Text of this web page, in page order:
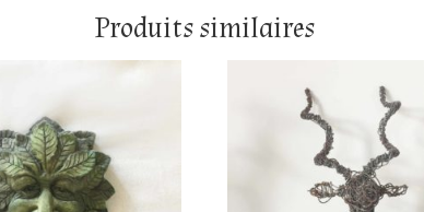
Produits similaires